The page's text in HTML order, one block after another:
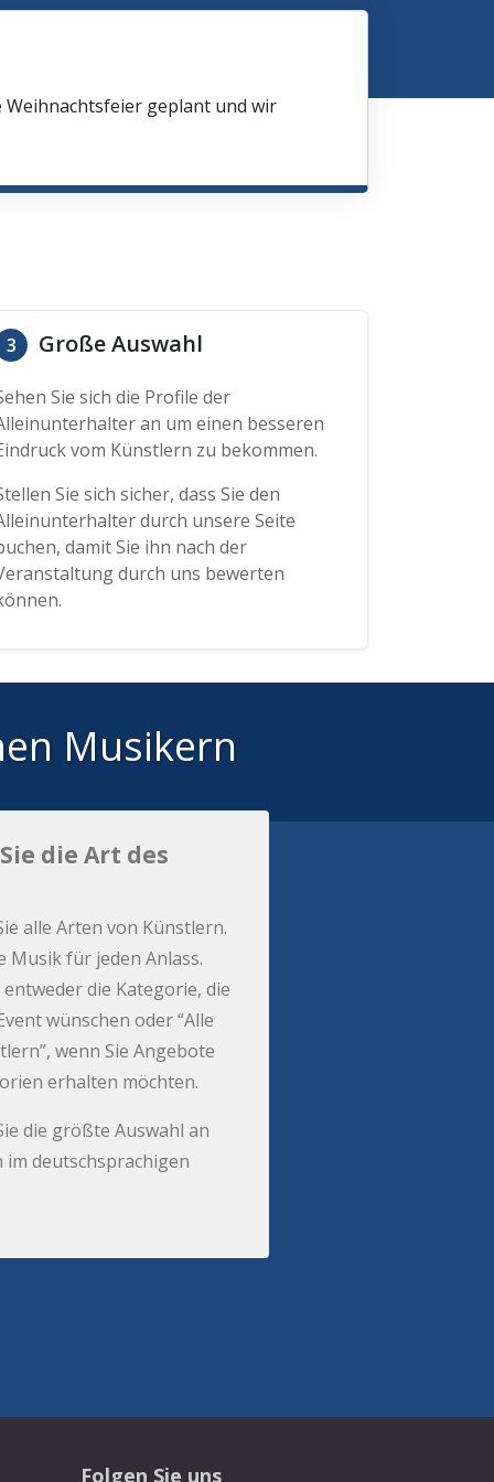
geplant und wir
3 Große Auswahl
Sie sich die Profile der
an um einen besseren
vom Künstlern zu bekommen.
Sie sich sicher, dass Sie den
durch unsere Seite
damit Sie ihn nach der
durch uns bewerten
Musikern
die Art des
alle Arten von Künstlern.
Musik für jeden Anlass.
die Kategorie, die
wünschen oder “Alle
wenn Sie Angebote
erhalten möchten.
die größte Auswahl an
deutschsprachigen
Folgen Sie uns